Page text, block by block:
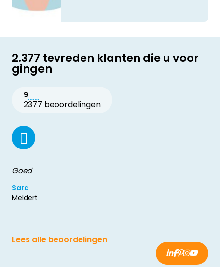
2.377 tevreden klanten die u voor
gingen
9
2377 beoordelingen
Goed
Sara
Meldert
Lees alle beoordelingen